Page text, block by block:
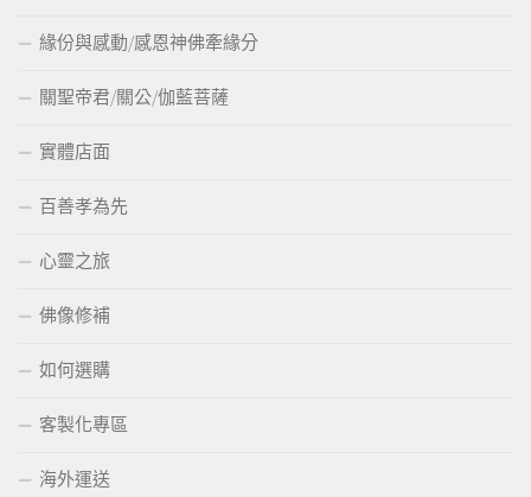
緣份與感動/感恩神佛牽緣分
關聖帝君/關公/伽藍菩薩
實體店面
百善孝為先
心靈之旅
佛像修補
如何選購
客製化專區
海外運送